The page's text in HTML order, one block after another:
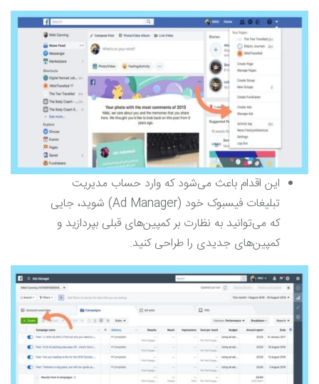
این اقدام باعث می‌شود که وارد حساب مدیریت
تبلیغات فیسبوک خود (Ad Manager) شوید، جایی
که می‌توانید به نظارت بر کمپین‌های قبلی بپردازید و
کمپین‌های جدیدی را طراحی کنید.